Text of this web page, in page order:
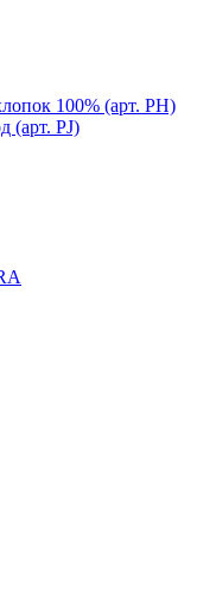
100% (арт. PH)
(арт. PJ)